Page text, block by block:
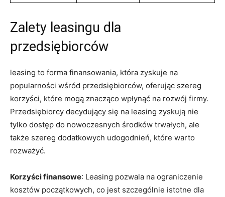
Zalety leasingu dla​
przedsiębiorców
leasing‍ to forma ‍finansowania,‍ która zyskuje⁤ na‌
popularności wśród przedsiębiorców, oferując ‌szereg
⁣korzyści, ‌które mogą znacząco‌ wpłynąć na rozwój⁢ firmy.
Przedsiębiorcy decydujący się na leasing ⁣zyskują nie
tylko ⁣dostęp do nowoczesnych środków⁤ trwałych, ‌ale
także szereg dodatkowych udogodnień, które warto‌
rozważyć.
Korzyści finansowe: Leasing pozwala na ograniczenie‍
kosztów początkowych, co jest szczególnie istotne dla